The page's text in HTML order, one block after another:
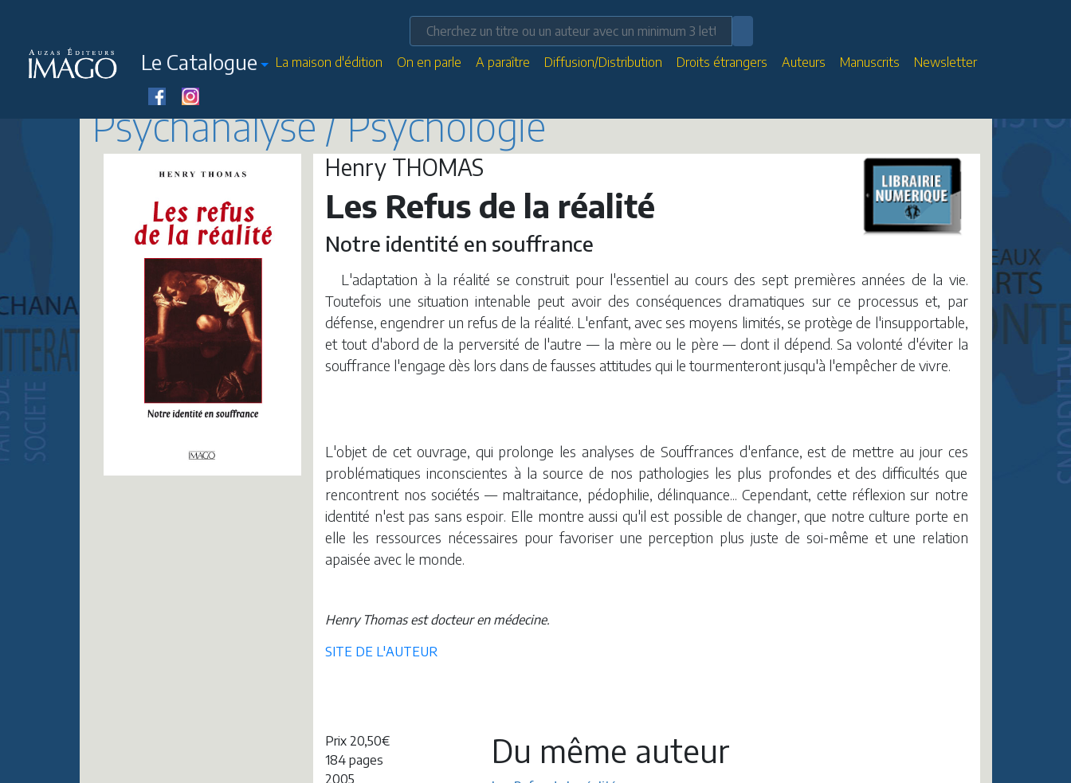
Le Catalogue La maison d'édition On en parle A paraître Diffusion/Distribution Droits étrangers Auteurs Manuscrits Newsletter
Psychanalyse / Psychologie
Henry THOMAS
Les Refus de la réalité
Notre identité en souffrance
L'adaptation à la réalité se construit pour l'essentiel au cours des sept premières années de la vie.
Toutefois une situation intenable peut avoir des conséquences dramatiques sur ce processus et, par
défense, engendrer un refus de la réalité. L'enfant, avec ses moyens limités, se protège de l'insupportable,
et tout d'abord de la perversité de l'autre — la mère ou le père — dont il dépend. Sa volonté d'éviter la
souffrance l'engage dès lors dans de fausses attitudes qui le tourmenteront jusqu'à l'empêcher de vivre.
L'objet de cet ouvrage, qui prolonge les analyses de Souffrances d'enfance, est de mettre au jour ces
problématiques inconscientes à la source de nos pathologies les plus profondes et des difficultés que
rencontrent nos sociétés — maltraitance, pédophilie, délinquance... Cependant, cette réflexion sur notre
identité n'est pas sans espoir. Elle montre aussi qu'il est possible de changer, que notre culture porte en
elle les ressources nécessaires pour favoriser une perception plus juste de soi-même et une relation
apaisée avec le monde.
Henry Thomas est docteur en médecine.
SITE DE L'AUTEUR
Prix 20,50€
184 pages
2005
Du même auteur